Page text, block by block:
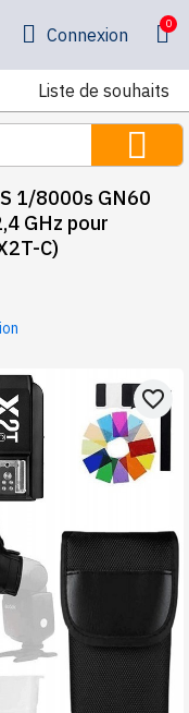
Connexion
Liste de souhaits
1/8000s GN60
GHz pour
C)
favorite_border